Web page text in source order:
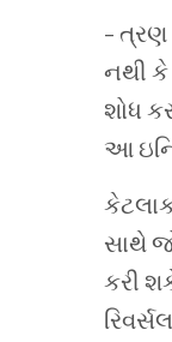
– ત્રણ
નથી કે
શોધ
આ
સાથે
કરી